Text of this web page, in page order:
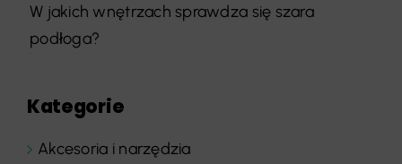
W jakich wnętrzach sprawdza się szara
podłoga?
Kategorie
Akcesoria i narzędzia